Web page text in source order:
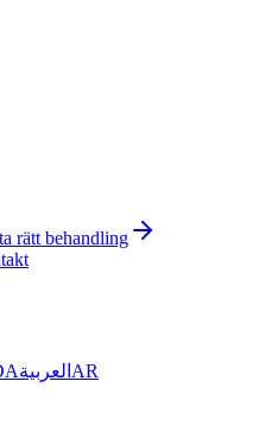
rätt behandling
العربية AR